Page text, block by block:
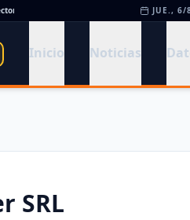
al aniversario 78 del legado de Savio •
JUE., 6/
Inicio Noticias
SRL